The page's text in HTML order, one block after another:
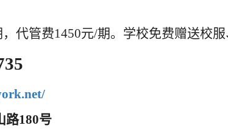
代管费1450元/期。学校免费赠送校
路180号